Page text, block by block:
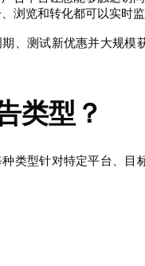
浏览和转化都可以实时监
、测试新优惠并大规模
类型？
类型针对特定平台、目